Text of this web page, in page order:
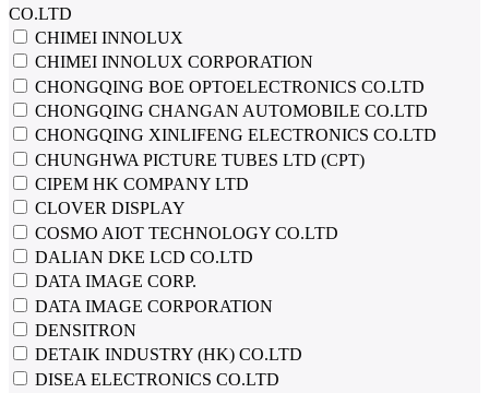
CO.LTD
CHIMEI INNOLUX
CHIMEI INNOLUX CORPORATION
CHONGQING BOE OPTOELECTRONICS CO.LTD
CHONGQING CHANGAN AUTOMOBILE CO.LTD
CHONGQING XINLIFENG ELECTRONICS CO.LTD
CHUNGHWA PICTURE TUBES LTD (CPT)
CIPEM HK COMPANY LTD
CLOVER DISPLAY
COSMO AIOT TECHNOLOGY CO.LTD
DALIAN DKE LCD CO.LTD
DATA IMAGE CORP.
DATA IMAGE CORPORATION
DENSITRON
DETAIK INDUSTRY (HK) CO.LTD
DISEA ELECTRONICS CO.LTD